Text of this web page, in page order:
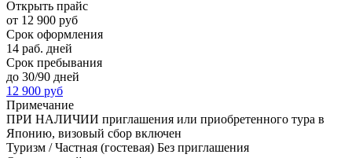
Открыть прайс
от 12 900 руб
Срок оформления
14 раб. дней
Срок пребывания
до 30/90 дней
12 900 руб
Примечание
ПРИ НАЛИЧИИ приглашения или приобретенного тура в
Японию, визовый сбор включен
Туризм / Частная (гостевая) Без приглашения